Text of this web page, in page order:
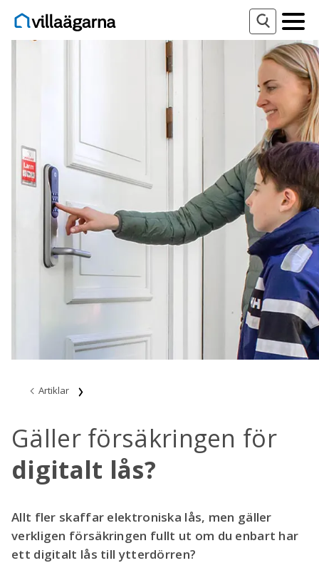
Artiklar
Gäller försäkringen för
digitalt lås?
Allt fler skaffar elektroniska lås, men gäller
verkligen försäkringen fullt ut om du enbart har
ett digitalt lås till ytterdörren?